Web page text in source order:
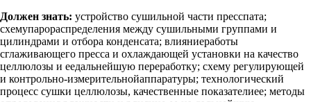
Должен знать: устройство сушильной части пресспата;
схемупарораспределения между сушильными группами и
цилиндрами и отбора конденсата; влияниеработы
сглаживающего пресса и охлаждающей установки на качество
целлюлозы и еедальнейшую переработку; схему регулирующей
и контрольно-измерительнойаппаратуры; технологический
процесс сушки целлюлозы, качественные показателиее; методы